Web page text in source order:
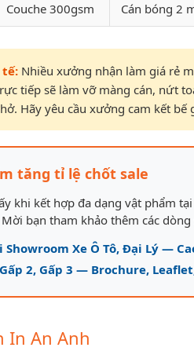
Couche 300gsm Cán bóng 2
tế: Nhiều xưởng nhận làm giá rẻ
tiếp sẽ làm vỡ màng cán, nứt
Hãy yêu cầu xưởng cam kết bế
tăng tỉ lệ chốt sale
khi kết hợp đa dạng vật phẩm
bạn tham khảo thêm các
Showroom Xe Ô Tô, Đại Lý —
2, Gấp 3 — Brochure,
In An Anh